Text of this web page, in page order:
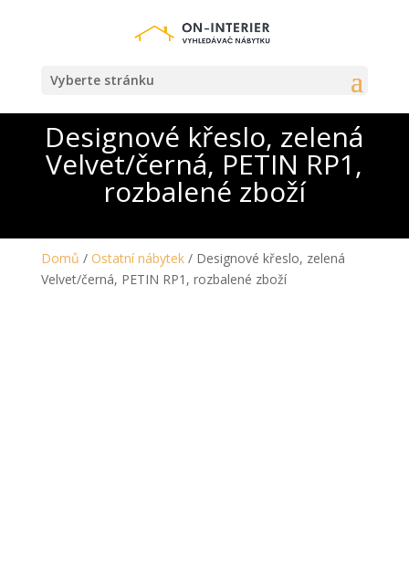
Vyberte stránku
Designové křeslo, zelená
Velvet/černá, PETIN RP1,
rozbalené zboží
Domů / Ostatní nábytek/ Designové křeslo, zelená
Velvet/černá, PETIN RP1, rozbalené zboží